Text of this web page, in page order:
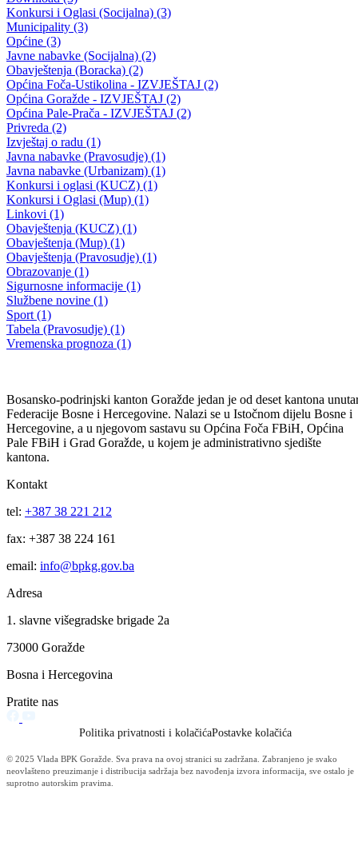
Javni poziv na apliciranje za dodjelu sredstava kantonalnim javnim
ustanovama socijalne zaštite po Programu utroška sredstava
Ministarstva za socijalnu politiku, zdravstvo, raseljena lica i izbjeglice
BPK Goražde
22.04.2026